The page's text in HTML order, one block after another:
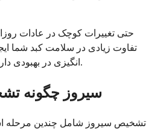
حتی تغییرات کوچک در عادات
تفاوت زیادی در سلامت کبد شما
انگیزی در بهبودی دارد وقتی به آن فرصت داده شود.
سیروز چگونه
تشخیص سیروز شامل چندین مرحله